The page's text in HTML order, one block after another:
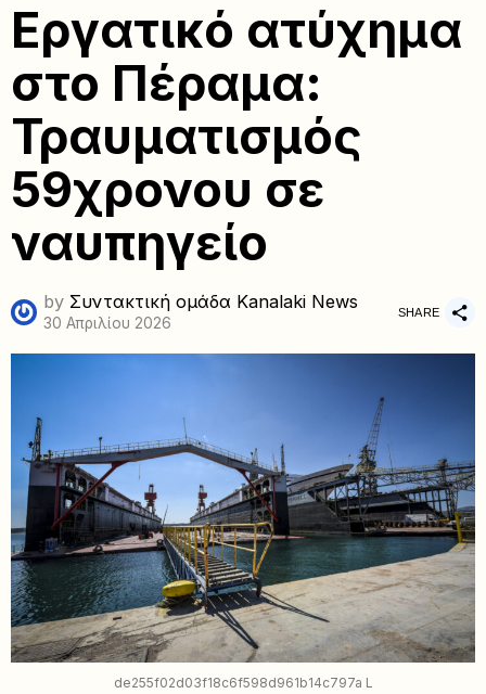
Εργατικό ατύχημα
στο Πέραμα:
Τραυματισμός
59χρονου σε
ναυπηγείο
by Συντακτική ομάδα Kanalaki News
30 Απριλίου 2026
SHARE
de255f02d03f18c6f598d961b14c797a L